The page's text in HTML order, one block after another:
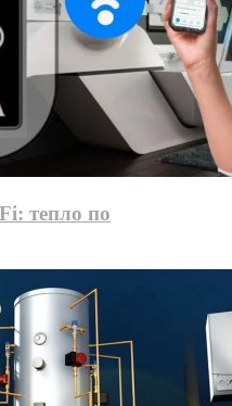
тепло по